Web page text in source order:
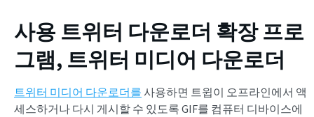
사용 트위터 다운로더 확장 프로
그램, 트위터 미디어 다운로더
트위터 미디어 다운로더를 사용하면 트윕이 오프라인에서 액
세스하거나 다시 게시할 수 있도록 GIF를 컴퓨터 디바이스에